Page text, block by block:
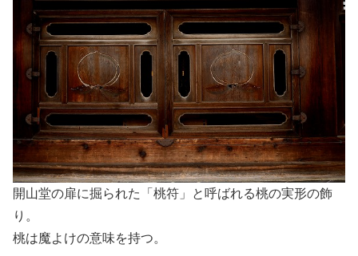
開山堂の扉に掘られた「桃符」と呼ばれる桃の実形の飾
り。
桃は魔よけの意味を持つ。